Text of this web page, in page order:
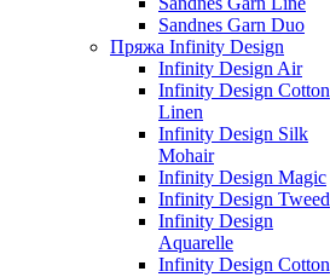
Sandnes Garn Duo
Пряжа Infinity Design
Infinity Design Air
Infinity Design Cotton
Linen
Infinity Design Silk
Mohair
Infinity Design Magic
Infinity Design Tweed
Infinity Design
Aquarelle
Infinity Design Cotton